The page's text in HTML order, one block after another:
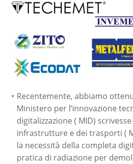
Recentemente, abbiamo
Ministero per l’innovazione
digitalizzazione ( MID)
infrastrutture e dei trasporti (
la necessità della completa
pratica di radiazione per